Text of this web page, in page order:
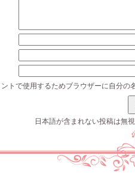
トで使用するためブラウザーに自分の
日本語が含まれない投稿は無